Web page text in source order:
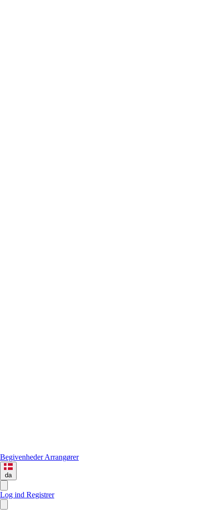
BegivenhederArrangører
da
Log ind Registrer